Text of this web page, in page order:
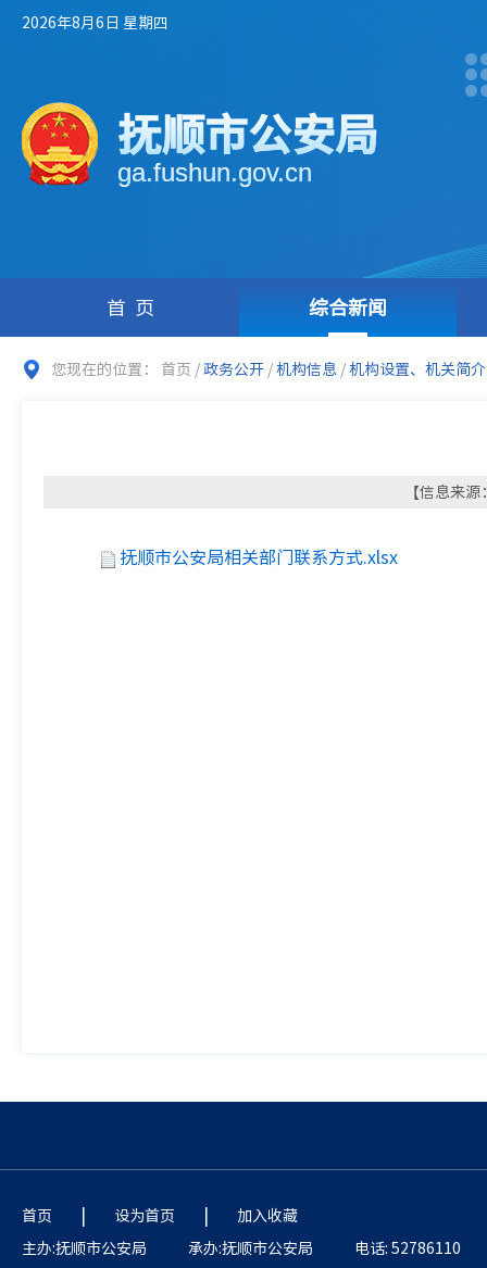
2026年8月6日 星期四
抚顺市公安局
ga.fushun.gov.cn
首页 综合新闻
您现在的位置： 首页 /政务公开 /机构信息 /机构设置、机关简
【信息来
抚顺市公安局相关部门联系方式.xlsx
首页 | 设为首页 |
加入收藏
主办:抚顺市公安局
承办:抚顺市公安局
电话: 52786110